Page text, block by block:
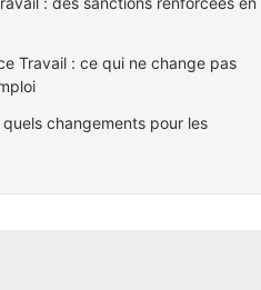
Travail : ce qui ne change pas
changements pour les